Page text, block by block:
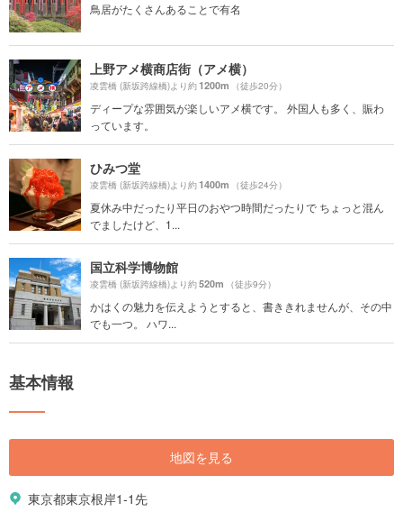
鳥居がたくさんあることで有名
上野アメ横商店街（アメ横）
凌雲橋 (新坂跨線橋)より約1200m （徒歩20分）
ディープな雰囲気が楽しいアメ横です。 外国人も多く、賑わ
っています。
ひみつ堂
凌雲橋 (新坂跨線橋)より約1400m （徒歩24分）
夏休み中だったり平日のおやつ時間だったりで ちょっと混ん
でましたけど、1...
国立科学博物館
凌雲橋 (新坂跨線橋)より約520m （徒歩9分）
かはくの魅力を伝えようとすると、書ききれませんが、その中
でも一つ。 ハワ...
基本情報
地図を見る
東京都東京根岸1-1先